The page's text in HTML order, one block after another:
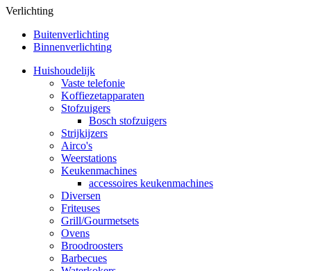
Verlichting
Buitenverlichting
Binnenverlichting
Huishoudelijk
Vaste telefonie
Koffiezetapparaten
Stofzuigers
Bosch stofzuigers
Strijkijzers
Airco's
Weerstations
Keukenmachines
accessoires keukenmachines
Diversen
Friteuses
Grill/Gourmetsets
Ovens
Broodroosters
Barbecues